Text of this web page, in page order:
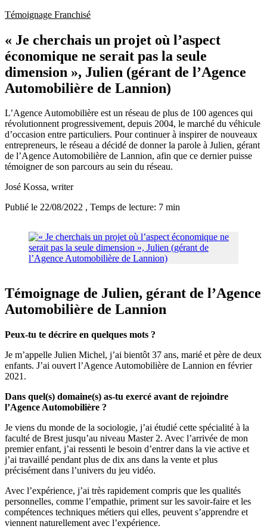
Témoignage Franchisé
« Je cherchais un projet où l’aspect
économique ne serait pas la seule
dimension », Julien (gérant de l’Agence
Automobilière de Lannion)
L’Agence Automobilière est un réseau de plus de 100 agences qui
révolutionnent progressivement, depuis 2004, le marché du véhicule
d’occasion entre particuliers. Pour continuer à inspirer de nouveaux
entrepreneurs, le réseau a décidé de donner la parole à Julien, gérant
de l’Agence Automobilière de Lannion, afin que ce dernier puisse
témoigner de son parcours au sein du réseau.
José Kossa, writer
Publié le 22/08/2022 , Temps de lecture: 7 min
Témoignage de Julien, gérant de l’Agence
Automobilière de Lannion
Peux-tu te décrire en quelques mots ?
Je m’appelle Julien Michel, j’ai bientôt 37 ans, marié et père de deux
enfants. J’ai ouvert l’Agence Automobilière de Lannion en février
2021.
Dans quel(s) domaine(s) as-tu exercé avant de rejoindre
l’Agence Automobilière ?
Je viens du monde de la sociologie, j’ai étudié cette spécialité à la
faculté de Brest jusqu’au niveau Master 2. Avec l’arrivée de mon
premier enfant, j’ai ressenti le besoin d’entrer dans la vie active et
j’ai travaillé pendant plus de dix ans dans la vente et plus
précisément dans l’univers du jeu vidéo.
Avec l’expérience, j’ai très rapidement compris que les qualités
personnelles, comme l’empathie, priment sur les savoir-faire et les
compétences techniques métiers qui elles, peuvent s’apprendre et
viennent naturellement avec l’expérience.